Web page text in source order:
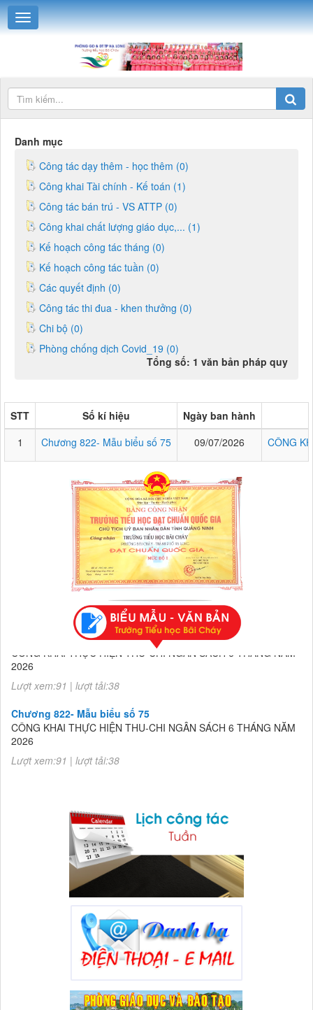
Danh mục
Công tác dạy thêm - học thêm (0)
Công khai Tài chính - Kế toán (1)
Công tác bán trú - VS ATTP (0)
Công khai chất lượng giáo dục,... (1)
Kế hoạch công tác tháng (0)
Kế hoạch công tác tuần (0)
Các quyết định (0)
Công tác thi đua - khen thưởng (0)
Chi bộ (0)
Phòng chống dịch Covid_19 (0)
Tổng số: 1 văn bản pháp quy
STT Số kí hiệu
Ngày ban hành
1
Chương 822- Mẫu biểu số 75 09/07/2026 CÔNG
Chương 822- Mẫu biểu số 75
CÔNG KHAI THỰC HIỆN THU-CHI NGÂN SÁCH 6 THÁNG NĂM
2026
Lượt xem:91 | lượt tải:38
Chương 822- Mẫu biểu số 75
CÔNG KHAI THỰC HIỆN THU-CHI NGÂN SÁCH 6 THÁNG NĂM
2026
Lượt xem:91 | lượt tải:38